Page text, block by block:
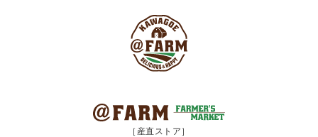
［産直ストア］